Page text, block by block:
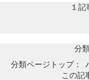
１
分
分類ページトップ：
この記